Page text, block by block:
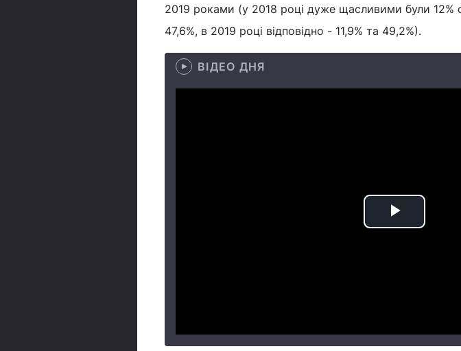
2019 роками (у 2018 році дуже щасливими були
47,6%, в 2019 році відповідно - 11,9% та 49,2%).
ВІДЕО ДНЯ
Play